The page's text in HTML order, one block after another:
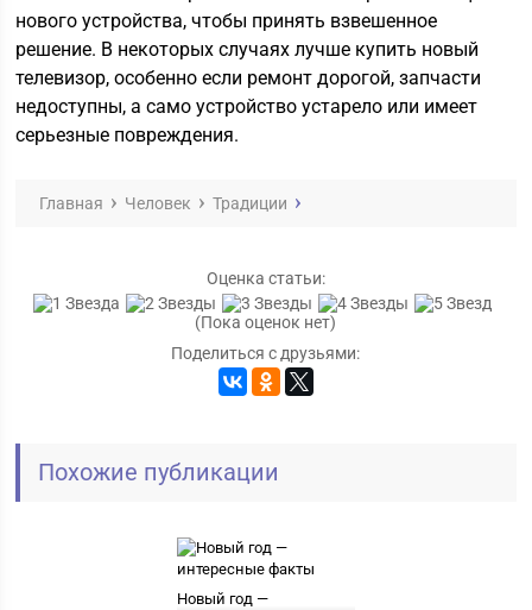
нового устройства, чтобы принять взвешенное
решение. В некоторых случаях лучше купить новый
телевизор, особенно если ремонт дорогой, запчасти
недоступны, а само устройство устарело или имеет
серьезные повреждения.
Главная Человек Традиции
Оценка статьи:
(Пока оценок нет)
Поделиться с друзьями:
Похожие публикации
Новый год —